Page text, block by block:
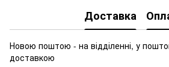
Доставка
Новою поштою - на відділенні, у
доставкою